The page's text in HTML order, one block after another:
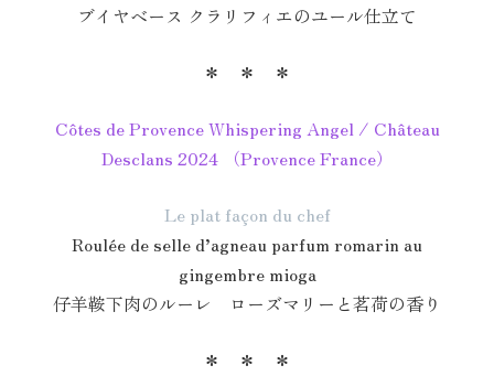
ブイヤベース クラリフィエのユール仕立て
＊ ＊ ＊
Côtes de Provence Whispering Angel / Château
Desclans 2024 （Provence France）
Le plat façon du chef
Roulée de selle d’agneau parfum romarin au
gingembre mioga
仔羊鞍下肉のルーレ ローズマリーと茗荷の香り
＊ ＊ ＊